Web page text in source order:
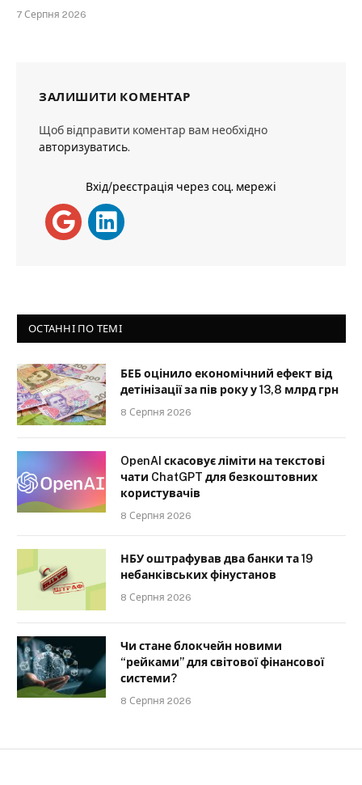
7 Серпня 2026
ЗАЛИШИТИ КОМЕНТАР
Щоб відправити коментар вам необхідно
авторизуватись.
Вхід/реєстрація через соц. мережі
ОСТАННІ ПО ТЕМІ
БЕБ оцінило економічний ефект від
детінізації за пів року у 13,8 млрд грн
8 Серпня 2026
OpenAI скасовує ліміти на текстові
чати ChatGPT для безкоштовних
користувачів
8 Серпня 2026
НБУ оштрафував два банки та 19
небанківських фінустанов
8 Серпня 2026
Чи стане блокчейн новими
“рейками” для світової фінансової
системи?
8 Серпня 2026